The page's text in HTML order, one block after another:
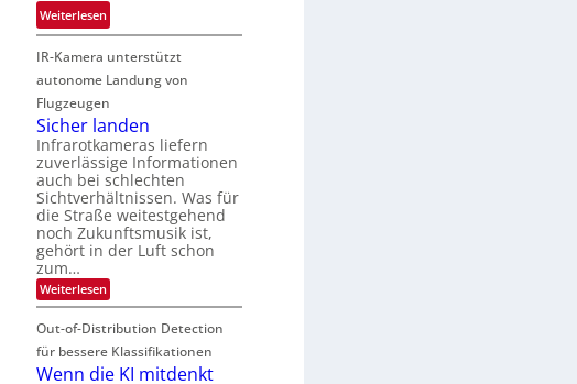
d
M
a
n
p
e
c
t
r
k
e
i
t
e
n
e
r
i
n
S
I
O
N
T
e
c
h
T
a
Weiterlesen:
G
u
i
d
e
d
T
o
u
r
e
a
u
f
d
e
IR-Kamera unterstützt
autonome Landung von
Flugzeugen
Sicher landen
Infrarotkameras liefern
zuverlässige Informationen
auch bei schlechten
Sichtverhältnissen. Was für
die Straße weitestgehend
noch Zukunftsmusik ist,
gehört in der Luft schon
zum…
Weiterlesen:
S
c
h
r
Out-of-Distribution Detection
für bessere Klassifikationen
Wenn die KI mitdenkt